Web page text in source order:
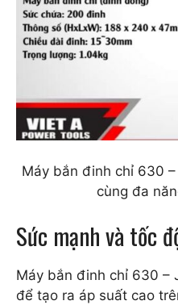
Máy bắn đinh chỉ 630
cùng đa
Sức mạnh và tốc
Máy bắn đinh chỉ 630 –
để tạo ra áp suất cao